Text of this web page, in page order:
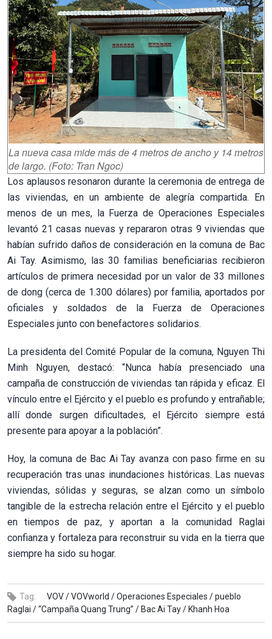
La nueva casa mide más de 4 metros de ancho y 14 metros
de largo. (Foto: Tran Ngoc)
Los aplausos resonaron durante la ceremonia de entrega de
las viviendas, en un ambiente de alegría compartida. En
menos de un mes, la Fuerza de Operaciones Especiales
levantó 21 casas nuevas y repararon otras 9 viviendas que
habían sufrido daños de consideración en la comuna de Bac
Ai Tay. Asimismo, las 30 familias beneficiarias recibieron
artículos de primera necesidad por un valor de 33 millones
de dong (cerca de 1.300 dólares) por familia, aportados por
oficiales y soldados de la Fuerza de Operaciones
Especiales junto con benefactores solidarios.
La presidenta del Comité Popular de la comuna, Nguyen Thi
Minh Nguyen, destacó: “Nunca había presenciado una
campaña de construcción de viviendas tan rápida y eficaz. El
vínculo entre el Ejército y el pueblo es profundo y entrañable;
allí donde surgen dificultades, el Ejército siempre está
presente para apoyar a la población”.
Hoy, la comuna de Bac Ai Tay avanza con paso firme en su
recuperación tras unas inundaciones históricas. Las nuevas
viviendas, sólidas y seguras, se alzan como un símbolo
tangible de la estrecha relación entre el Ejército y el pueblo
en tiempos de paz, y aportan a la comunidad Raglai
confianza y fortaleza para reconstruir su vida en la tierra que
siempre ha sido su hogar.
Tag: VOV /VOVworld /Operaciones Especiales /pueblo
Raglai /“Campaña Quang Trung” / Bac Ai Tay / Khanh Hoa